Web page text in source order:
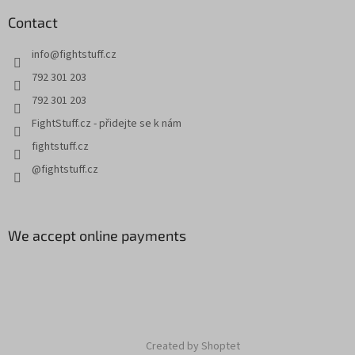
Contact
info@fightstuff.cz
792 301 203
792 301 203
FightStuff.cz - přidejte se k nám
fightstuff.cz
@fightstuff.cz
We accept online payments
Created by Shoptet